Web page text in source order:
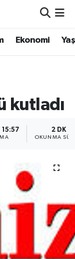
Ekonomi
kutladı
15:57 2 DK
OKUNMA